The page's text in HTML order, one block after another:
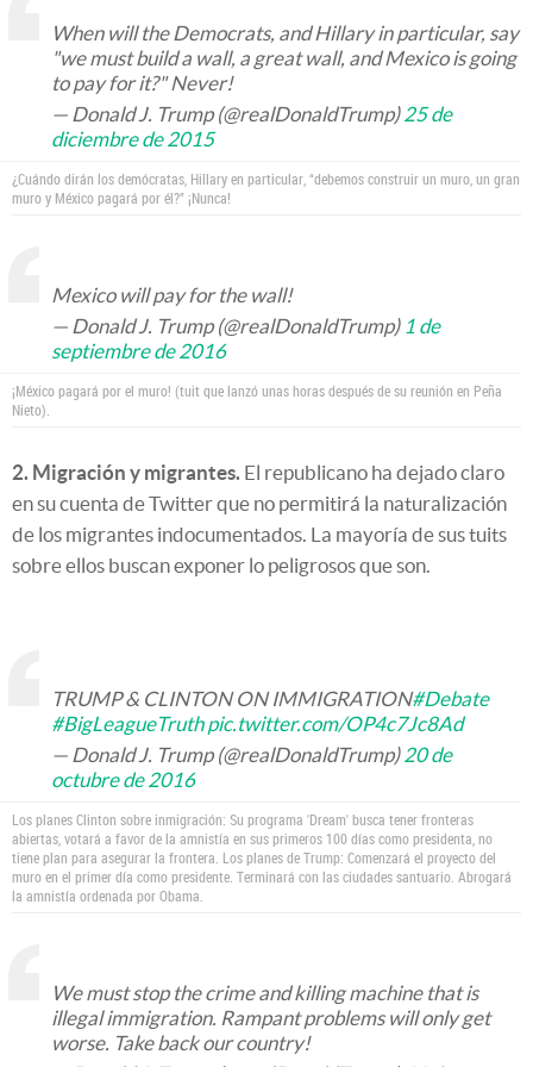
When will the Democrats, and Hillary in particular, say
"we must build a wall, a great wall, and Mexico is going
to pay for it?" Never!
— Donald J. Trump (@realDonaldTrump)25 de
diciembre de 2015
¿Cuándo dirán los demócratas, Hillary en particular, “debemos construir un muro, un gran
muro y México pagará por él?” ¡Nunca!
Mexico will pay for the wall!
— Donald J. Trump (@realDonaldTrump) 1 de
septiembre de 2016
¡México pagará por el muro! (tuit que lanzó unas horas después de su reunión en Peña
Nieto).
2. Migración y migrantes. El republicano ha dejado claro
en su cuenta de Twitter que no permitirá la naturalización
de los migrantes indocumentados. La mayoría de sus tuits
sobre ellos buscan exponer lo peligrosos que son.
TRUMP & CLINTON ON IMMIGRATION#Debate
#BigLeagueTruth pic.twitter.com/OP4c7Jc8Ad
— Donald J. Trump (@realDonaldTrump)20 de
octubre de 2016
Los planes Clinton sobre inmigración: Su programa 'Dream' busca tener fronteras
abiertas, votará a favor de la amnistía en sus primeros 100 días como presidenta, no
tiene plan para asegurar la frontera. Los planes de Trump: Comenzará el proyecto del
muro en el primer día como presidente. Terminará con las ciudades santuario. Abrogará
la amnistía ordenada por Obama.
We must stop the crime and killing machine that is
illegal immigration. Rampant problems will only get
worse. Take back our country!